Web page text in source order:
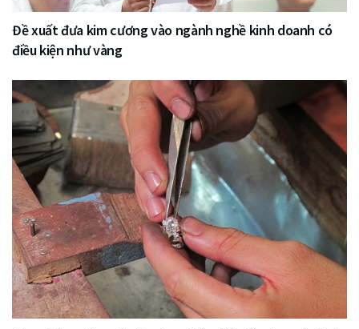
Đề xuất đưa kim cương vào ngành nghề kinh doanh có
điều kiện như vàng